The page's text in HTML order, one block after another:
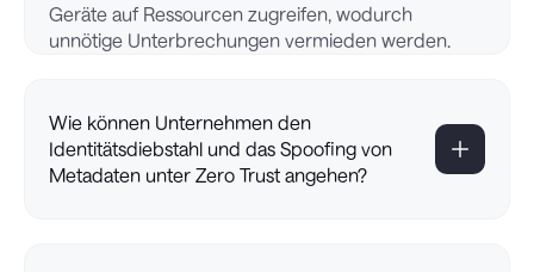
Geräte auf Ressourcen zugreifen, wodurch
unnötige Unterbrechungen vermieden werden.
Wie können Unternehmen den
Identitätsdiebstahl und das Spoofing von
Metadaten unter Zero Trust angehen?